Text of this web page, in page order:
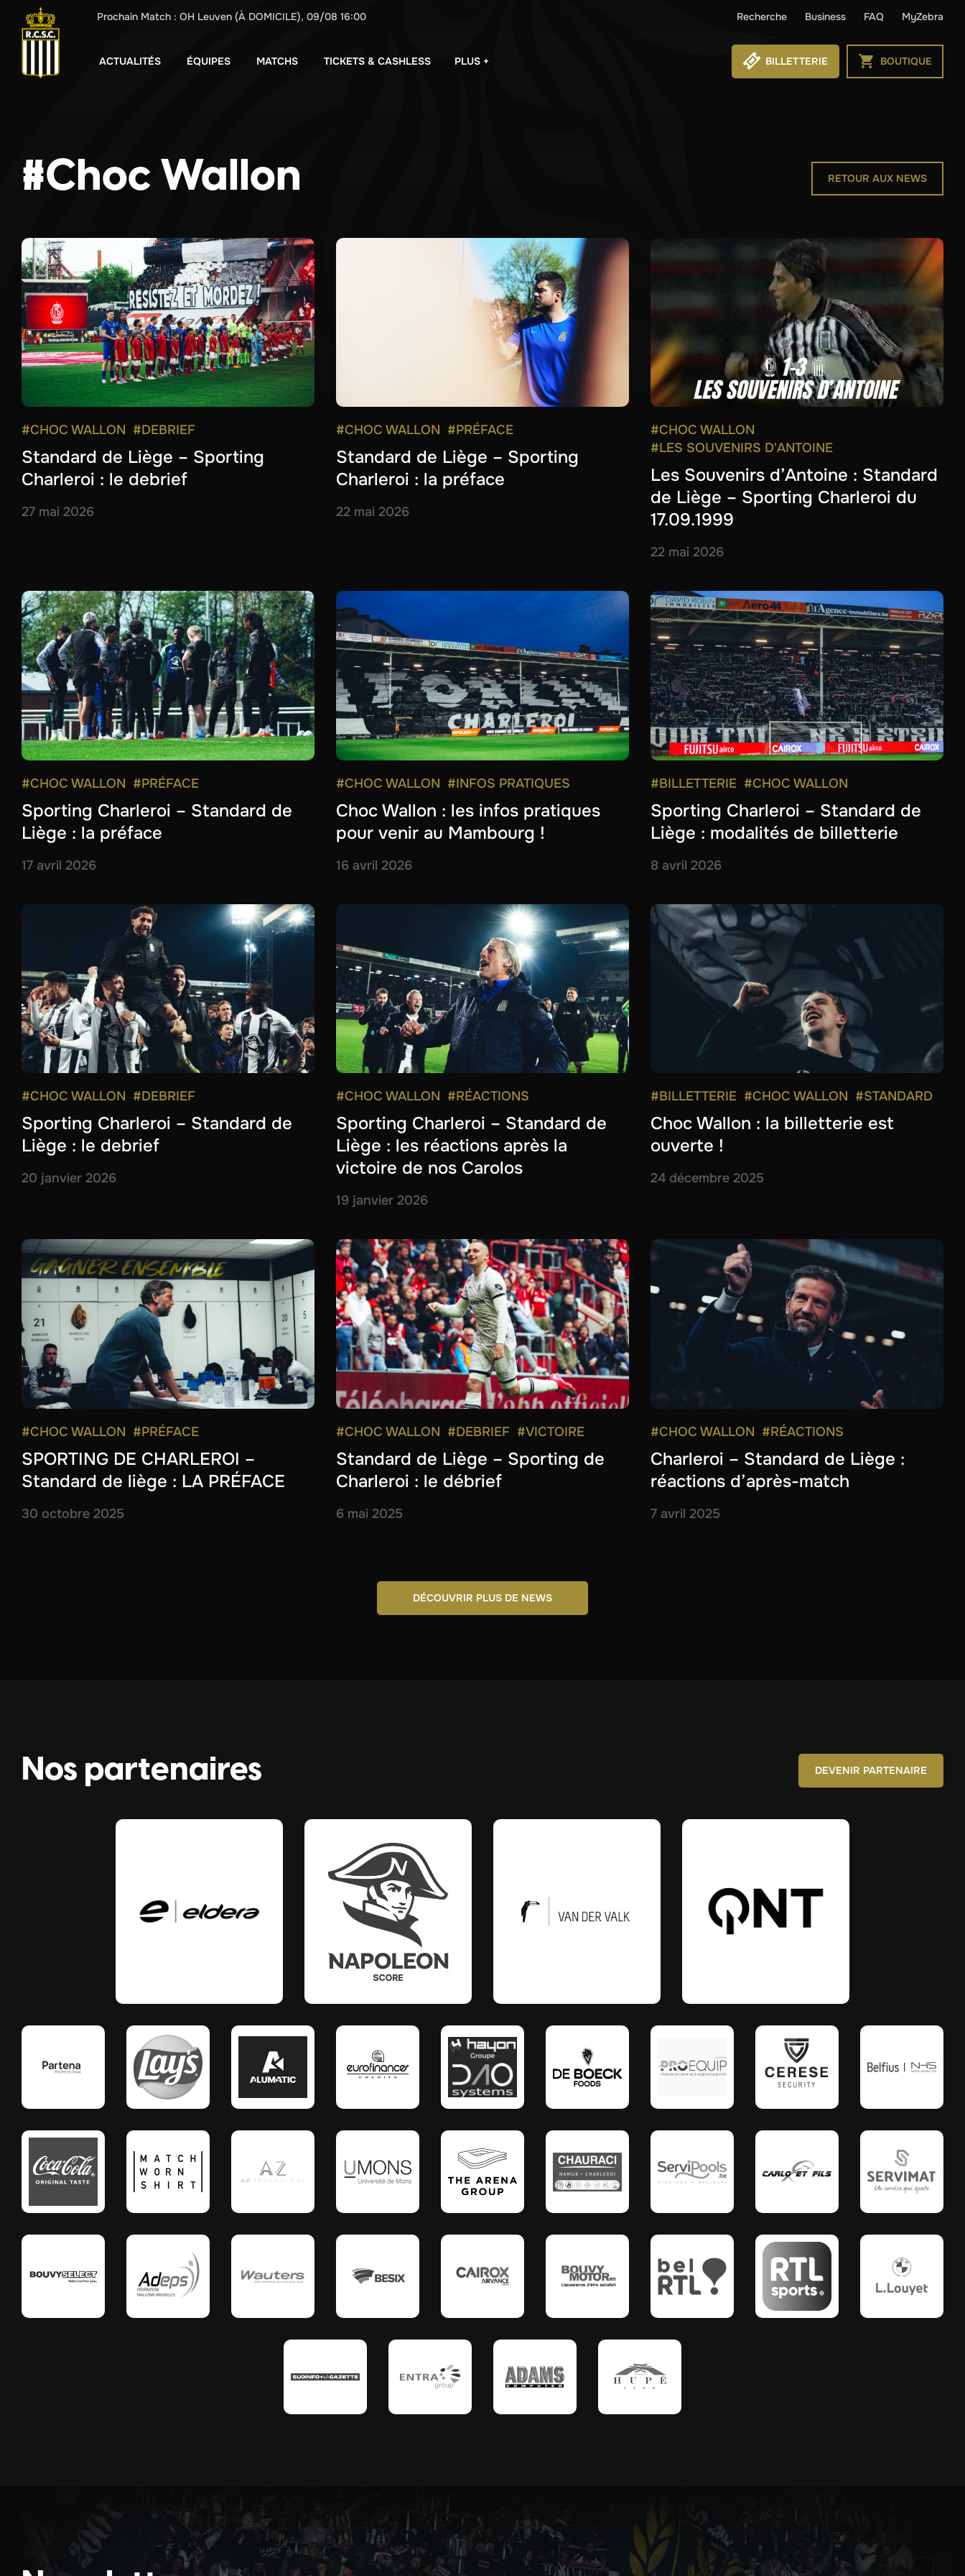
Prochain Match : OH Leuven (À DOMICILE), 09/08 16:00 Recherche Business FAQ MyZebra
ACTUALITÉS ÉQUIPES MATCHS TICKETS & CASHLESS PLUS + BILLETTERIE BOUTIQUE
#Choc Wallon RETOUR AUX NEWS
#CHOC WALLON #DEBRIEF
Standard de Liège – Sporting
Charleroi : le debrief
27 mai 2026
#CHOC WALLON #PRÉFACE
Standard de Liège – Sporting
Charleroi : la préface
22 mai 2026
#CHOC WALLON
#LES SOUVENIRS D'ANTOINE
Les Souvenirs d’Antoine : Standard
de Liège – Sporting Charleroi du
17.09.1999
22 mai 2026
#CHOC WALLON #PRÉFACE
Sporting Charleroi – Standard de
Liège : la préface
17 avril 2026
#CHOC WALLON #INFOS PRATIQUES
Choc Wallon : les infos pratiques
pour venir au Mambourg !
16 avril 2026
#BILLETTERIE #CHOC WALLON
Sporting Charleroi – Standard de
Liège : modalités de billetterie
8 avril 2026
#CHOC WALLON #DEBRIEF
Sporting Charleroi – Standard de
Liège : le debrief
20 janvier 2026
#CHOC WALLON #RÉACTIONS
Sporting Charleroi – Standard de
Liège : les réactions après la
victoire de nos Carolos
19 janvier 2026
#BILLETTERIE #CHOC WALLON #STANDARD
Choc Wallon : la billetterie est
ouverte !
24 décembre 2025
#CHOC WALLON #PRÉFACE
SPORTING DE CHARLEROI –
Standard de liège : LA PRÉFACE
30 octobre 2025
#CHOC WALLON #DEBRIEF #VICTOIRE
Standard de Liège – Sporting de
Charleroi : le débrief
6 mai 2025
#CHOC WALLON #RÉACTIONS
Charleroi – Standard de Liège :
réactions d’après-match
7 avril 2025
DÉCOUVRIR PLUS DE NEWS
Nos partenaires DEVENIR PARTENAIRE